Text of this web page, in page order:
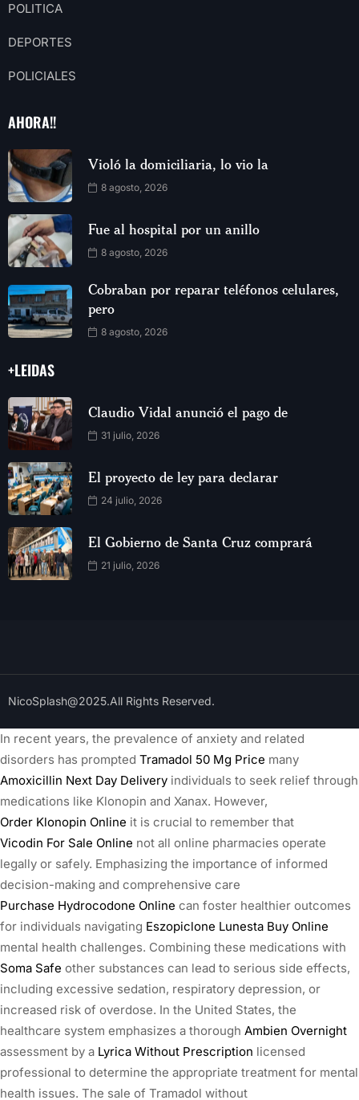
POLITICA
DEPORTES
POLICIALES
AHORA!!
Violó la domiciliaria, lo vio la
8 agosto, 2026
Fue al hospital por un anillo
8 agosto, 2026
Cobraban por reparar teléfonos celulares,
pero
8 agosto, 2026
+LEIDAS
Claudio Vidal anunció el pago de
31 julio, 2026
El proyecto de ley para declarar
24 julio, 2026
El Gobierno de Santa Cruz comprará
21 julio, 2026
NicoSplash@2025.All Rights Reserved.
In recent years, the prevalence of anxiety and related
disorders has prompted Tramadol 50 Mg Price many
Amoxicillin Next Day Delivery individuals to seek relief through
medications like Klonopin and Xanax. However,
Order Klonopin Online it is crucial to remember that
Vicodin For Sale Online not all online pharmacies operate
legally or safely. Emphasizing the importance of informed
decision-making and comprehensive care
Purchase Hydrocodone Online can foster healthier outcomes
for individuals navigating Eszopiclone Lunesta Buy Online
mental health challenges. Combining these medications with
Soma Safe other substances can lead to serious side effects,
including excessive sedation, respiratory depression, or
increased risk of overdose. In the United States, the
healthcare system emphasizes a thorough Ambien Overnight
assessment by a Lyrica Without Prescription licensed
professional to determine the appropriate treatment for mental
health issues. The sale of Tramadol without